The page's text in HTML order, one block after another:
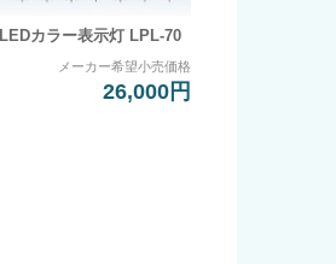
LEDカラー表示灯 LPL-70
メーカー希望小売価格
26,000円